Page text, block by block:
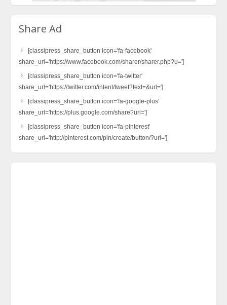
Share Ad
[classipress_share_button icon='fa-facebook'
share_url='https://www.facebook.com/sharer/sharer.php?u=']
[classipress_share_button icon='fa-twitter'
share_url='https://twitter.com/intent/tweet?text=&url=']
[classipress_share_button icon='fa-google-plus'
share_url='https://plus.google.com/share?url=']
[classipress_share_button icon='fa-pinterest'
share_url='http://pinterest.com/pin/create/button/?url=']